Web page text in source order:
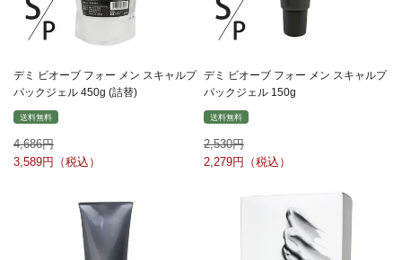
デミ ビオーブ フォー メン スキャルプ
パックジェル 450g (詰替)
送料無料
4,686
3,589
デミ ビオーブ フォー メン スキャルプ
パックジェル 150g
送料無料
2,530
2,279